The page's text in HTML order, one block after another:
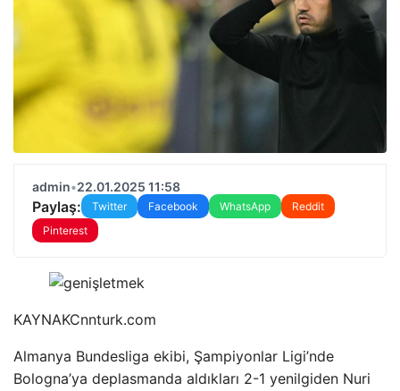
admin•22.01.2025 11:58
Paylaş: Twitter Facebook WhatsApp
Reddit
Pinterest
KAYNAKCnnturk.com
Almanya Bundesliga ekibi, Şampiyonlar Ligi’nde
Bologna’ya deplasmanda aldıkları 2-1 yenilgiden Nuri